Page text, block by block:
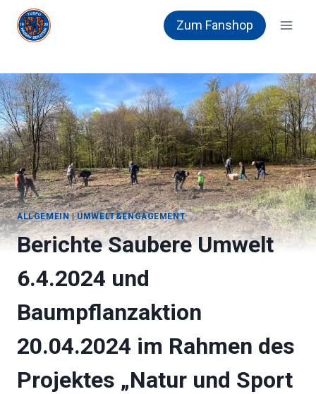
Zum
Inhalt
springen
Zum Fanshop
ALLGEMEIN|UMWELT&ENGAGEMENT
Berichte Saubere Umwelt
6.4.2024 und
Baumpflanzaktion
20.04.2024 im Rahmen des
Projektes „Natur und Sport